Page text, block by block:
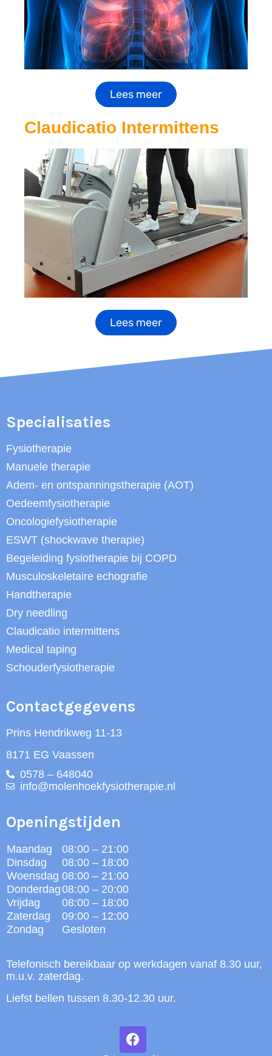
Lees meer
Claudicatio Intermittens
Lees meer
Specialisaties
Fysiotherapie
Manuele therapie
Adem- en ontspanningstherapie (AOT)
Oedeemfysiotherapie
Oncologiefysiotherapie
ESWT (shockwave therapie)
Begeleiding fysiotherapie bij COPD
Musculoskeletaire echografie
Handtherapie
Dry needling
Claudicatio intermittens
Medical taping
Schouderfysiotherapie
Contactgegevens
Prins Hendrikweg 11-13
8171 EG Vaassen
0578 – 648040
info@molenhoekfysiotherapie.nl
Openingstijden
Maandag
08:00 – 21:00
Dinsdag
08:00 – 18:00
Woensdag 08:00 – 21:00
Donderdag08:00 – 20:00
Vrijdag
08:00 – 18:00
Zaterdag
09:00 – 12:00
Zondag
Gesloten
Telefonisch bereikbaar op werkdagen vanaf 8.30 uur,
m.u.v. zaterdag.
Liefst bellen tussen 8.30-12.30 uur.